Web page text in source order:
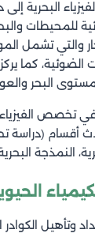
البحرية
للمحيطات
والتي تشمل
الضوئية، كما
البحر
تخصص
أقسام (دراسة
النمذجة
وتأهيل